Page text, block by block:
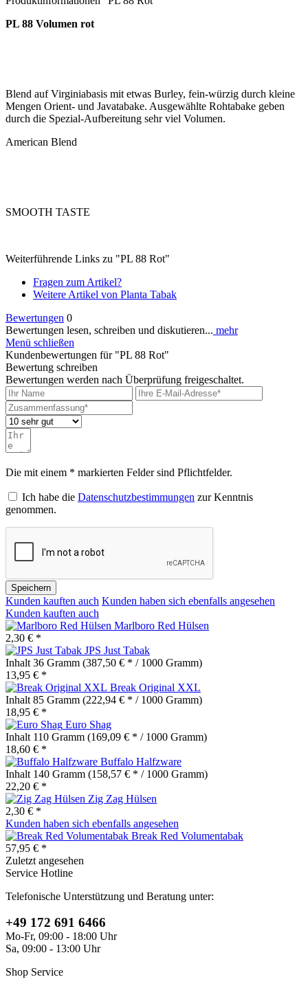
PL 88 Volumen rot
Blend auf Virginiabasis mit etwas Burley, fein-würzig durch kleine
Mengen Orient- und Javatabake. Ausgewählte Rohtabake geben
durch die Spezial-Aufbereitung sehr viel Volumen.
American Blend
SMOOTH TASTE
Weiterführende Links zu "PL 88 Rot"
Fragen zum Artikel?
Weitere Artikel von Planta Tabak
Bewertungen 0
Bewertungen lesen, schreiben und diskutieren... mehr
Menü schließen
Kundenbewertungen für "PL 88 Rot"
Bewertung schreiben
Bewertungen werden nach Überprüfung freigeschaltet.
Die mit einem * markierten Felder sind Pflichtfelder.
Ich habe die Datenschutzbestimmungen zur Kenntnis
genommen.
Speichern
Kunden kauften auch Kunden haben sich ebenfalls angesehen
Kunden kauften auch
Marlboro Red Hülsen
2,30 € *
JPS Just Tabak
Inhalt 36 Gramm (387,50 € * / 1000 Gramm)
13,95 € *
Break Original XXL
Inhalt 85 Gramm (222,94 € * / 1000 Gramm)
18,95 € *
Euro Shag
Inhalt 110 Gramm (169,09 € * / 1000 Gramm)
18,60 € *
Buffalo Halfzware
Inhalt 140 Gramm (158,57 € * / 1000 Gramm)
22,20 € *
Zig Zag Hülsen
2,30 € *
Kunden haben sich ebenfalls angesehen
Break Red Volumentabak
57,95 € *
Zuletzt angesehen
Service Hotline
Telefonische Unterstützung und Beratung unter:
+49 172 691 6466
Mo-Fr, 09:00 - 18:00 Uhr
Sa, 09:00 - 13:00 Uhr
Shop Service